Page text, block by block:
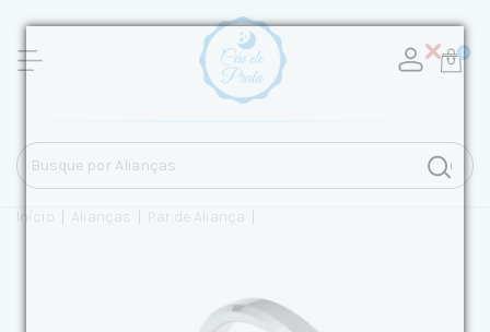
0
Início Alianças Par de Aliança